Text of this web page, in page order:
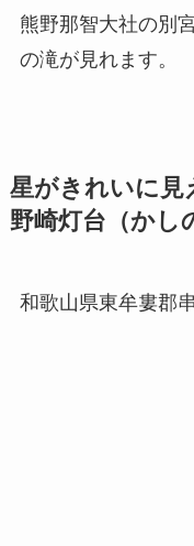
熊野那智大社の別
の滝が見れます。
星がきれいに見
野崎灯台（かし
和歌山県東牟婁郡